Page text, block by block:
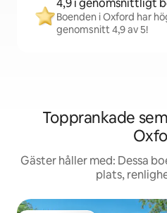
4,9 i genomsnittligt
Boenden i Oxford har
genomsnitt 4,9 av 5!
Topprankade
Gäster håller med: Dessa
plats,